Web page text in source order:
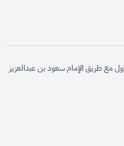
opens in new
مع طريق الإمام سعود بن عبدالعزيز